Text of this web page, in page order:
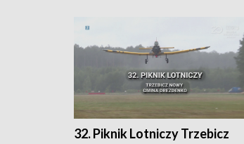
32. Piknik Lotniczy Trzebicz